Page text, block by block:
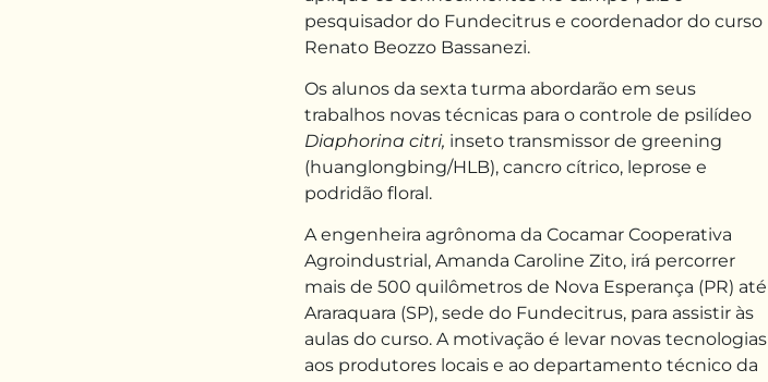
pesquisador do Fundecitrus e coordenador do curso
Renato Beozzo Bassanezi.
Os alunos da sexta turma abordarão em seus
trabalhos novas técnicas para o controle de psilídeo
Diaphorina citri, inseto transmissor de greening
(huanglongbing/HLB), cancro cítrico, leprose e
podridão floral.
A engenheira agrônoma da Cocamar Cooperativa
Agroindustrial, Amanda Caroline Zito, irá percorrer
mais de 500 quilômetros de Nova Esperança (PR) até
Araraquara (SP), sede do Fundecitrus, para assistir às
aulas do curso. A motivação é levar novas tecnologias
aos produtores locais e ao departamento técnico da